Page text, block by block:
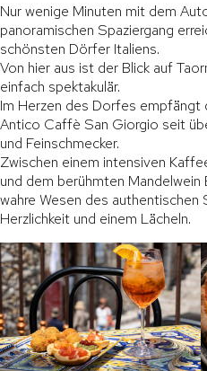
Nur wenige Minuten mit dem
panoramischen Spaziergang
schönsten Dörfer Italiens.
Von hier aus ist der Blick auf
einfach spektakulär.
Im Herzen des Dorfes empfängt
Antico Caffè San Giorgio seit
und Feinschmecker.
Zwischen einem intensiven
und dem berühmten
wahre Wesen des
Herzlichkeit und einem Lächeln.